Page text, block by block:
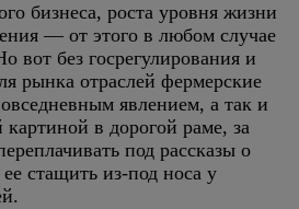
бизнеса, роста уровня жизни
— от этого в любом случае
вот без госрегулирования и
рынка отраслей фермерские
явлением, а так и
в дорогой раме, за
под рассказы о
стащить из-под носа у